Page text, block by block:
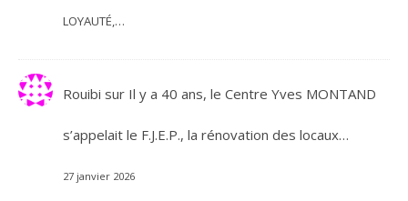
LOYAUTÉ,…
Rouibi sur Il y a 40 ans, le Centre Yves MONTAND
s’appelait le F.J.E.P., la rénovation des locaux…
27 janvier 2026